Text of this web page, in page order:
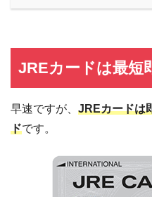
JREカードは最短
早速ですが、 JREカードは
ドです。